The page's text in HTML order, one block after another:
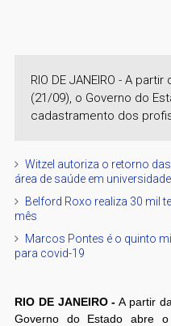
RIO DE JANEIRO - A
(21/09), o Governo do
cadastramento dos
Witzel autoriza o retorno
área de saúde em
Belford Roxo realiza 30 mil
mês
Marcos Pontes é o quinto
para covid-19
RIO DE JANEIRO - A partir
Governo do Estado abre